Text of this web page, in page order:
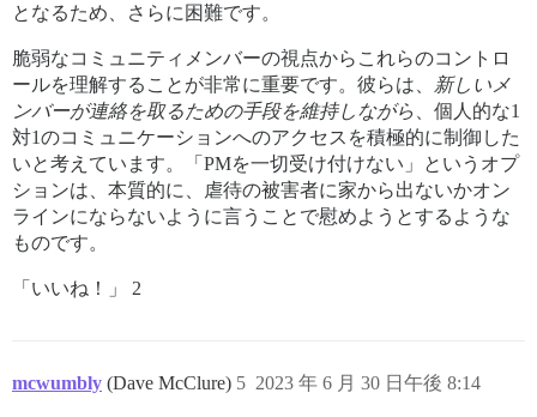
となるため、さらに困難です。
脆弱なコミュニティメンバーの視点からこれらのコントロ
ールを理解することが非常に重要です。彼らは、
新しいメ
ンバーが連絡を取るための手段を維持しながら
、個人的な1
対1のコミュニケーションへのアクセスを積極的に制御した
いと考えています。「PMを一切受け付けない」というオプ
ションは、本質的に、虐待の被害者に家から出ないかオン
ラインにならないように言うことで慰めようとするような
ものです。
「いいね！」 2
mcwumbly (Dave McClure) 2023 年 6 月 30 日午後 8:14
5